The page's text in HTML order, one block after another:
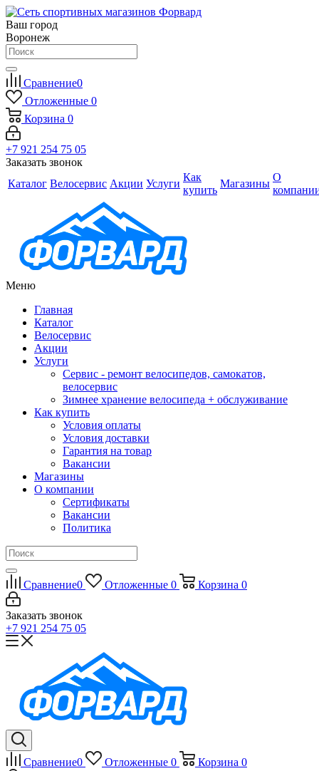
Ваш город
Воронеж
Сравнение0
Отложенные 0
Корзина 0
+7 921 254 75 05
Заказать звонок
Каталог Велосервис Акции Услуги
Как
купить
Магазины
О
Меню
Главная
Каталог
Велосервис
Акции
Услуги
Сервис - ремонт велосипедов, самокатов,
велосервис
Зимнее хранение велосипеда + обслуживание
Как купить
Условия оплаты
Условия доставки
Гарантия на товар
Вакансии
Магазины
О компании
Сертификаты
Вакансии
Политика
Сравнение0 Отложенные 0 Корзина 0
Заказать звонок
+7 921 254 75 05
Сравнение0 Отложенные 0 Корзина 0